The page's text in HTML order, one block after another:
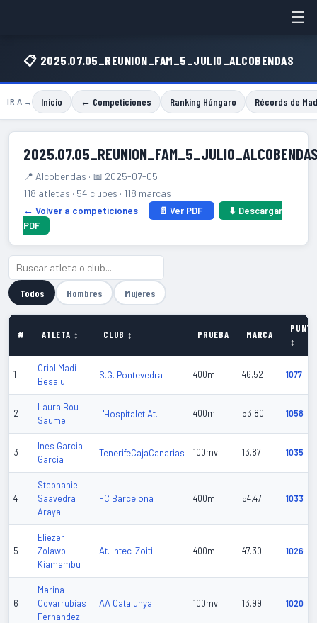
☰
📋 2025.07.05_REUNION_FAM_5_JULIO_ALCOBENDAS
IR A → Inicio ← Competiciones Ranking Húngaro Récords de
📍 Alcobendas · 📅 2025-07-05
118 atletas · 54 clubes · 118 marcas
← Volver a competiciones
📄 Ver PDF
⬇ Descargar
PDF
Todos Hombres Mujeres
# ATLETA ↕ CLUB ↕ PRUEBA MARCA
↕
1
Oriol Madi
Besalu
S.G. Pontevedra 400m 46.52 1077
2
Laura Bou
Saumell
L'Hospitalet At. 400m 53.80 1058
3
Ines Garcia
Garcia
TenerifeCajaCanarias 100mv 13.87 1035
4
Stephanie
Saavedra
Araya
FC Barcelona 400m 54.47 1033
5
Eliezer
Zolawo
Kiamambu
At. Intec-Zoiti 400m 47.30 1026
6
Marina
Covarrubias
Fernandez
AA Catalunya 100mv 13.99 1020